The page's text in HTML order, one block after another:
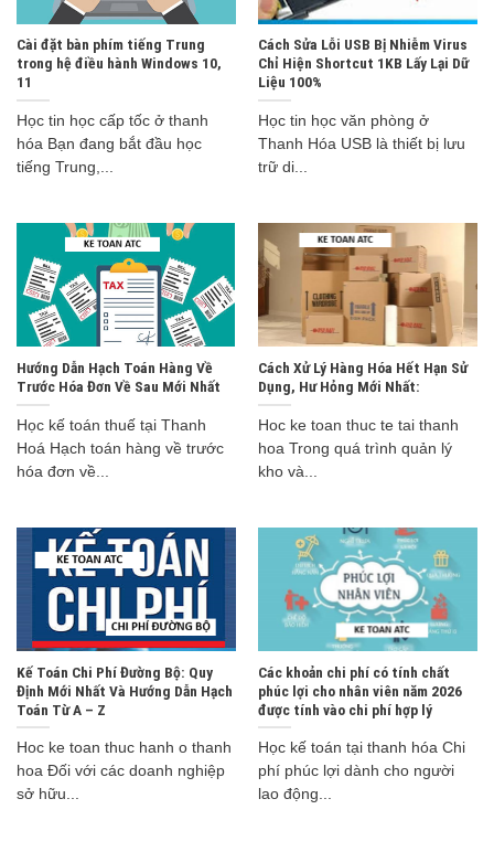
Cài đặt bàn phím tiếng Trung
trong hệ điều hành Windows 10,
11
Học tin học cấp tốc ở thanh
hóa Bạn đang bắt đầu học
tiếng Trung,...
Cách Sửa Lỗi USB Bị Nhiễm Virus
Chỉ Hiện Shortcut 1KB Lấy Lại Dữ
Liệu 100%
Học tin học văn phòng ở
Thanh Hóa USB là thiết bị lưu
trữ di...
Hướng Dẫn Hạch Toán Hàng Về
Trước Hóa Đơn Về Sau Mới Nhất
Học kế toán thuế tại Thanh
Hoá Hạch toán hàng về trước
hóa đơn về...
Cách Xử Lý Hàng Hóa Hết Hạn Sử
Dụng, Hư Hỏng Mới Nhất:
Hoc ke toan thuc te tai thanh
hoa Trong quá trình quản lý
kho và...
Kế Toán Chi Phí Đường Bộ: Quy
Định Mới Nhất Và Hướng Dẫn Hạch
Toán Từ A – Z
Hoc ke toan thuc hanh o thanh
hoa Đối với các doanh nghiệp
sở hữu...
Các khoản chi phí có tính chất
phúc lợi cho nhân viên năm 2026
được tính vào chi phí hợp lý
Học kế toán tại thanh hóa Chi
phí phúc lợi dành cho người
lao động...